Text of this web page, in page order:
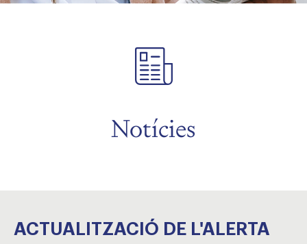
Notícies
ACTUALITZACIÓ DE L'ALERTA